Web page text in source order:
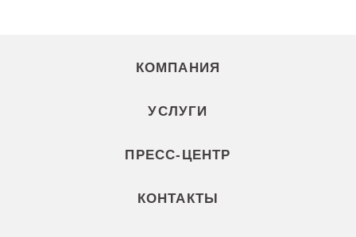
КОМПАНИЯ
УСЛУГИ
ПРЕСС-ЦЕНТР
КОНТАКТЫ